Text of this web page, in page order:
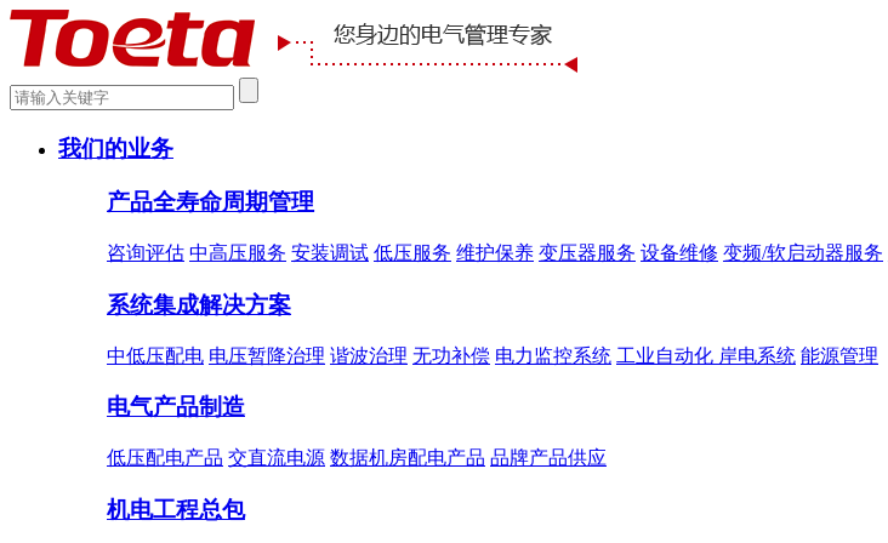
我们的业务
产品全寿命周期管理
咨询评估 中高压服务 安装调试 低压服务 维护保养 变压器服务 设备维修 变频/软启动器服务
系统集成解决方案
中低压配电 电压暂降治理 谐波治理 无功补偿 电力监控系统 工业自动化 岸电系统 能源管理
电气产品制造
低压配电产品 交直流电源 数据机房配电产品 品牌产品供应
机电工程总包